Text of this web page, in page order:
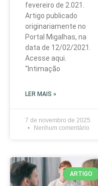
fevereiro de 2.021.
Artigo publicado
originariamente no
Portal Migalhas, na
data de 12/02/2021.
Acesse aqui.
“Intimação
LER MAIS »
7 de novembro de 2025
Nenhum comentário
ARTIGO